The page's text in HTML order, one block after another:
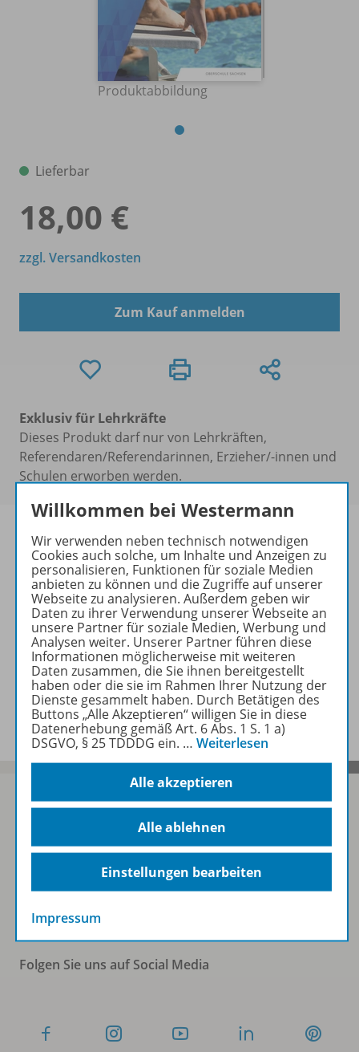
Produktabbildung
Lieferbar
18,00 €
zzgl. Versandkosten
Zum Kauf anmelden
Exklusiv für Lehrkräfte
Dieses Produkt darf nur von Lehrkräften,
Referendaren/Referendarinnen, Erzieher/-innen und
Schulen erworben werden.
Produktinformationen
Zugehörige Produkte
Benachrichtigungs-Service
Zum Newsletter anmelden
Folgen Sie uns auf Social Media
Willkommen bei Westermann
Wir verwenden neben technisch notwendigen
Cookies auch solche, um Inhalte und Anzeigen zu
personalisieren, Funktionen für soziale Medien
anbieten zu können und die Zugriffe auf unserer
Webseite zu analysieren. Außerdem geben wir
Daten zu ihrer Verwendung unserer Webseite an
unsere Partner für soziale Medien, Werbung und
Analysen weiter. Unserer Partner führen diese
Informationen möglicherweise mit weiteren
Daten zusammen, die Sie ihnen bereitgestellt
haben oder die sie im Rahmen Ihrer Nutzung der
Dienste gesammelt haben. Durch Betätigen des
Buttons „Alle Akzeptieren“ willigen Sie in diese
Datenerhebung gemäß Art. 6 Abs. 1 S. 1 a)
DSGVO, § 25 TDDDG ein. … Weiterlesen
Alle akzeptieren
Alle ablehnen
Einstellungen bearbeiten
Impressum